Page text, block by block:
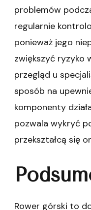
problemów
regularnie
ponieważ jego
zwiększyć ryzyko
przegląd u
sposób na
komponenty
pozwala wykryć
przekształcą się
Rower górski to